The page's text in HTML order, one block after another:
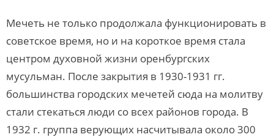
Мечеть не только продолжала функционировать в
советское время, но и на короткое время стала
центром духовной жизни оренбургских
мусульман. После закрытия в 1930-1931 гг.
большинства городских мечетей сюда на молитву
стали стекаться люди со всех районов города. В
1932 г. группа верующих насчитывала около 300